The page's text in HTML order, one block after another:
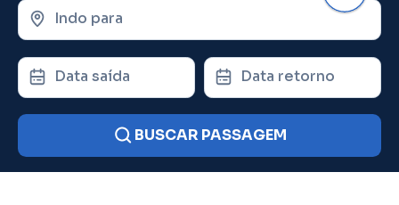
Indo para
Data saída Data retorno
BUSCAR PASSAGEM